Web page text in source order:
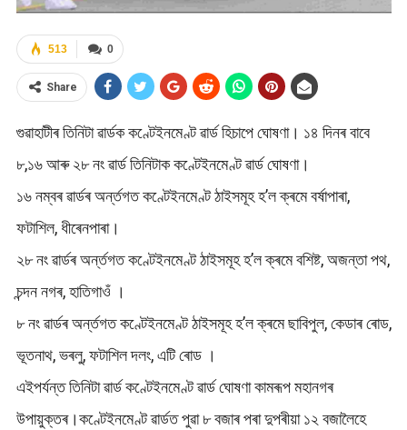
0
513
Share
গুৱাহাটীৰ তিনিটা ৱাৰ্ডক কণ্টেইনমেণ্ট ৱাৰ্ড হিচাপে ঘোষণা। ১৪ দিনৰ বাবে
৮,১৬ আৰু ২৮ নং ৱাৰ্ড তিনিটাক কণ্টেইনমেণ্ট ৱাৰ্ড ঘোষণা।
১৬ নম্বৰ ৱাৰ্ডৰ অৰ্ন্তগত কণ্টেইনমেণ্ট ঠাইসমূহ হ’ল ক্ৰমে বৰ্ষাপাৰা,
ফটাশিল, ধীৰেনপাৰা।
২৮ নং ৱাৰ্ডৰ অৰ্ন্তগত কণ্টেইনমেণ্ট ঠাইসমূহ হ’ল ক্ৰমে বশিষ্ট, অজন্তা পথ,
চন্দন নগৰ, হাতিগাওঁ ।
৮ নং ৱাৰ্ডৰ অৰ্ন্তগত কণ্টেইনমেণ্ট ঠাইসমূহ হ’ল ক্ৰমে ছাবিপুল, কেডাৰ ৰোড,
ভূতনাথ, ভৰলু, ফটাশিল দলং, এটি ৰোড ।
এইপৰ্যন্ত তিনিটা ৱাৰ্ড কণ্টেইনমেণ্ট ৱাৰ্ড ঘোষণা কামৰূপ মহানগৰ
উপায়ুক্তৰ।কণ্টেইনমেণ্ট ৱাৰ্ডত পুৱা ৮ বজাৰ পৰা দুপৰীয়া ১২ বজালৈহে